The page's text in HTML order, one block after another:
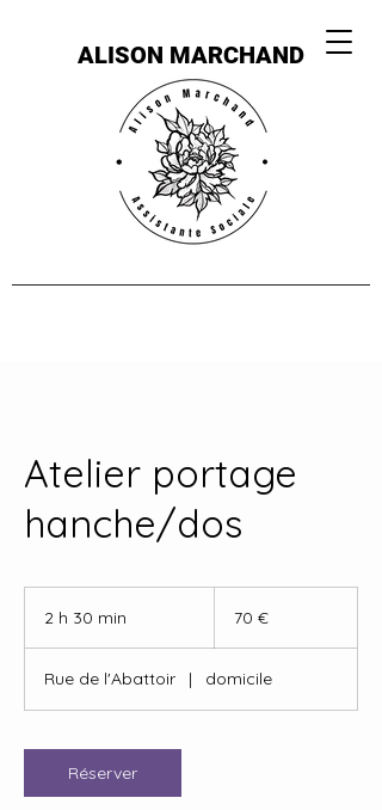
ALISON MARCHAND
Atelier portage
hanche/dos
2 h 30 min
0
m
n
70 €
Rue de l'Abattoir | domicile
Réserver